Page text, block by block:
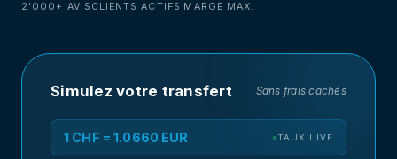
2'000+ AVIS CLIENTS ACTIFS MARGE MAX.
Simulez votre transfert Sans frais cachés
1 CHF = 1.0660 EUR TAUX LIVE